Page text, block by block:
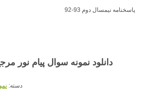
پاسخنامه نیمسال دوم 93-92
دانلود نمونه سوال پیام نور
دسته: